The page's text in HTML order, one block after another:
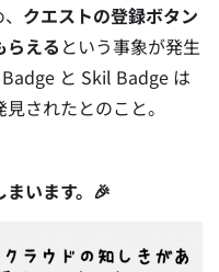
クエストの登録ボタン
らえる という事象が発生
と Skil Badge は
されたとのこと。
います。🎉